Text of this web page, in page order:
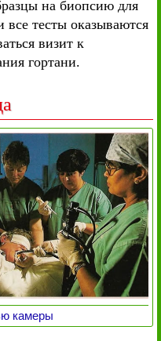
на биопсию для
все тесты оказываются
визит к
гортани.
камеры